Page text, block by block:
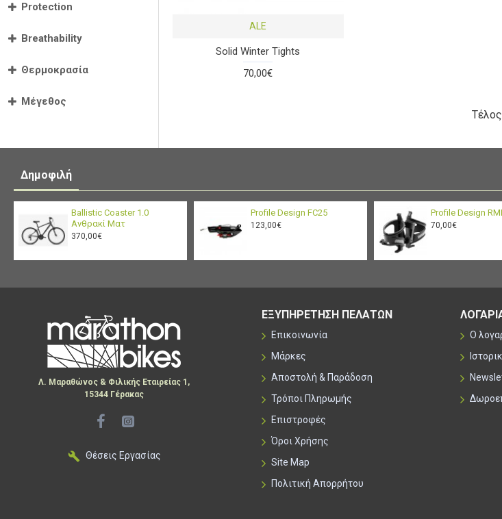
Protection
Breathability
Θερμοκρασία
Μέγεθος
ALE
Solid Winter Tights
70,00€
Δημοφιλή
Ballistic Coaster 1.0
Ανθρακί Ματ
370,00€
Profile Design FC25
123,00€
Profile Design
70,00€
Λ. Μαραθώνος & Φιλικής Εταιρείας 1,
15344 Γέρακας
Θέσεις Εργασίας
ΕΞΥΠΗΡΕΤΗΣΗ ΠΕΛΑΤΩΝ
Επικοινωνία
Μάρκες
Αποστολή & Παράδοση
Τρόποι Πληρωμής
Επιστροφές
Όροι Χρήσης
Site Map
Πολιτική Απορρήτου
Ο